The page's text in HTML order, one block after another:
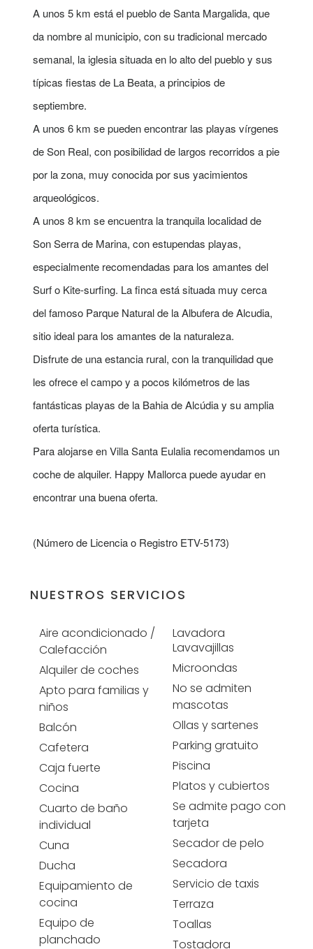
A unos 5 km está el pueblo de Santa Margalida, que
da nombre al municipio, con su tradicional mercado
semanal, la iglesia situada en lo alto del pueblo y sus
típicas fiestas de La Beata, a principios de
septiembre.
A unos 6 km se pueden encontrar las playas vírgenes
de Son Real, con posibilidad de largos recorridos a pie
por la zona, muy conocida por sus yacimientos
arqueológicos.
A unos 8 km se encuentra la tranquila localidad de
Son Serra de Marina, con estupendas playas,
especialmente recomendadas para los amantes del
Surf o Kite-surfing. La finca está situada muy cerca
del famoso Parque Natural de la Albufera de Alcudia,
sitio ideal para los amantes de la naturaleza.
Disfrute de una estancia rural, con la tranquilidad que
les ofrece el campo y a pocos kilómetros de las
fantásticas playas de la Bahia de Alcúdia y su amplia
oferta turística.
Para alojarse en Villa Santa Eulalia recomendamos un
coche de alquiler. Happy Mallorca puede ayudar en
encontrar una buena oferta.
(Número de Licencia o Registro ETV-5173)
NUESTROS SERVICIOS
Aire acondicionado /
Calefacción
Alquiler de coches
Apto para familias y
niños
Balcón
Cafetera
Caja fuerte
Cocina
Cuarto de baño
individual
Cuna
Ducha
Equipamiento de
cocina
Equipo de
planchado
Lavadora
Lavavajillas
Microondas
No se admiten
mascotas
Ollas y sartenes
Parking gratuito
Piscina
Platos y cubiertos
Se admite pago con
tarjeta
Secador de pelo
Secadora
Servicio de taxis
Terraza
Toallas
Tostadora